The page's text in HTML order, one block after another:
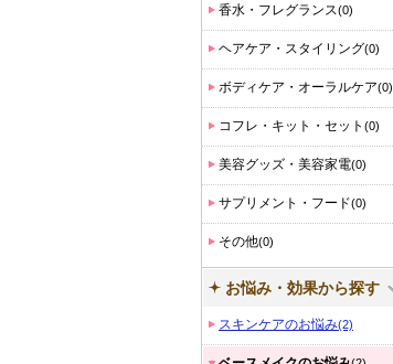
香水・フレグランス(0)
ヘアケア・スタイリング(0)
ボディケア・オーラルケア(0)
コフレ・キット・セット (0)
美容グッズ・美容家電(0)
サプリメント・フード(0)
その他(0)
お悩み・効果から探す
スキンケアのお悩み(2)